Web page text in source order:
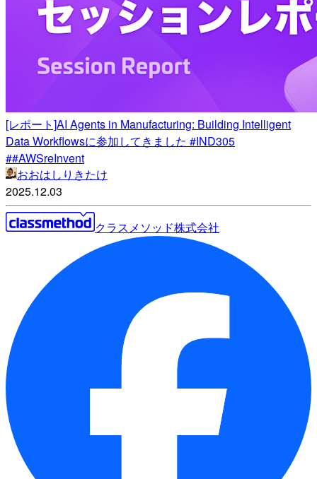
[レポート]AI Agents in Manufacturing: Building Intelligent
Data Workflowsに参加してきました #IND305
##AWSreInvent
おおはしりきたけ
2025.12.03
クラスメソッド株式会社